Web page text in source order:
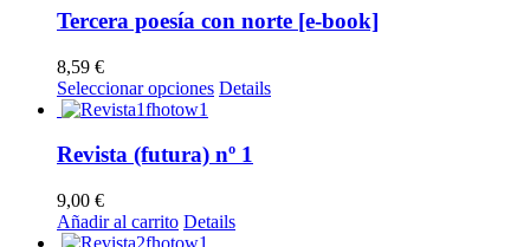
en
de
múltiples
variantes.
opciones
se
elegir
en
de
Tercera poesía con norte [e-book]
8,59 €
Seleccionar opciones Este
múltiples
opciones
se
Details
Revista (futura) nº 1
9,00 €
Añadir al carrito Details